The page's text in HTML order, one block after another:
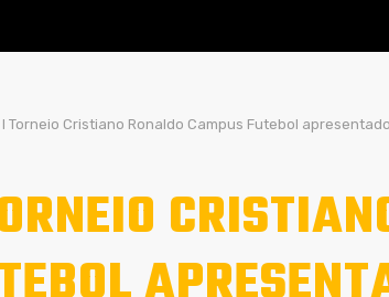
I Torneio Cristiano Ronaldo Campus Futebol